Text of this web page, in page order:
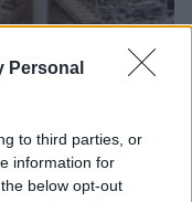
Personal
to third parties, or
information for
below opt-out